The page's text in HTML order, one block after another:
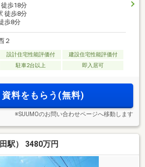
歩18分
徒歩8分
歩8分
２
設計住宅性能評価付
建設住宅性能評価付
駐車2台以上 即入居可
資料をもらう(無料)
※SUUMOのお問い合わせページへ移動します
駅） 3480万円